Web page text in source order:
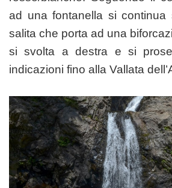
ad una fontanella si
salita che porta ad una
si svolta a destra e si
indicazioni fino alla Vallata